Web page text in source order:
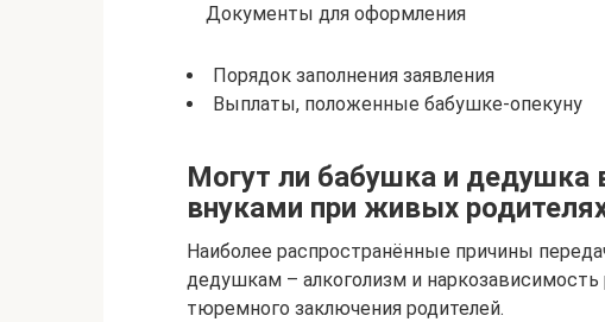
Документы для оформления
Порядок заполнения заявления
Выплаты, положенные бабушке-опекуну
Могут ли бабушка и дедушка
внуками при живых
Наиболее распространённые причины
дедушкам – алкоголизм и
тюремного заключения родителей.